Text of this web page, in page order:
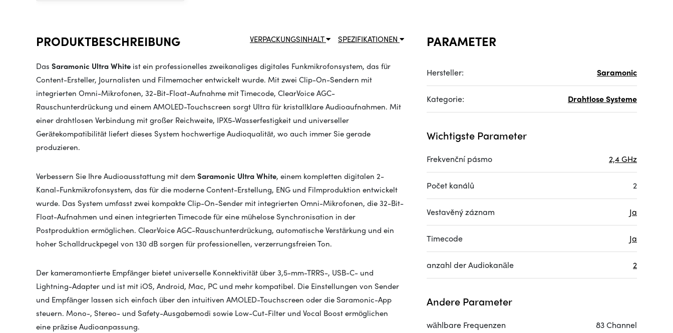
SPEZIFIKATIONEN
VERPACKUNGSINHALT
PRODUKTBESCHREIBUNG
Das Saramonic Ultra White ist ein professionelles zweikanaliges digitales Funkmikrofonsystem, das für
Content-Ersteller, Journalisten und Filmemacher entwickelt wurde. Mit zwei Clip-On-Sendern mit
integrierten Omni-Mikrofonen, 32-Bit-Float-Aufnahme mit Timecode, ClearVoice AGC-
Rauschunterdrückung und einem AMOLED-Touchscreen sorgt Ultra für kristallklare Audioaufnahmen. Mit
einer drahtlosen Verbindung mit großer Reichweite, IPX5-Wasserfestigkeit und universeller
Gerätekompatibilität liefert dieses System hochwertige Audioqualität, wo auch immer Sie gerade
produzieren.
Verbessern Sie Ihre Audioausstattung mit demSaramonic Ultra White, einem kompletten digitalen 2-
Kanal-Funkmikrofonsystem, das für die moderne Content-Erstellung, ENG und Filmproduktion entwickelt
wurde. Das System umfasst zwei kompakte Clip-On-Sender mit integrierten Omni-Mikrofonen, die 32-Bit-
Float-Aufnahmen und einen integrierten Timecode für eine mühelose Synchronisation in der
Postproduktion ermöglichen. ClearVoice AGC-Rauschunterdrückung, automatische Verstärkung und ein
hoher Schalldruckpegel von 130 dB sorgen für professionellen, verzerrungsfreien Ton.
Der kameramontierte Empfänger bietet universelle Konnektivität über 3,5-mm-TRRS-, USB-C- und
Lightning-Adapter und ist mit iOS, Android, Mac, PC und mehr kompatibel. Die Einstellungen von Sender
und Empfänger lassen sich einfach über den intuitiven AMOLED-Touchscreen oder die Saramonic-App
steuern. Mono-, Stereo- und Safety-Ausgabemodi sowie Low-Cut-Filter und Vocal Boost ermöglichen
eine präzise Audioanpassung.
PARAMETER
Hersteller: Saramonic
Kategorie: Drahtlose Systeme
Wichtigste Parameter
Frekvenční pásmo 2,4 GHz
Počet kanálů 2
Vestavěný záznam Ja
Timecode Ja
anzahl der Audiokanäle 2
Andere Parameter
wählbare Frequenzen 83 Channel